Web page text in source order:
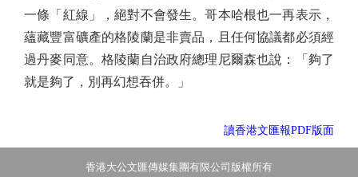
一條「紅線」，絕對不會發生。哥本哈根也一再表示，
蘊藏豐富礦產的格陵蘭是非賣品，且任何協議都必須經
過丹麥同意。格陵蘭自治政府總理尼爾森也說：「夠了
就是夠了，別再幻想吞併。」
讀香港文匯報PDF版面
香港大公文匯傳媒集團有限公司版權所有